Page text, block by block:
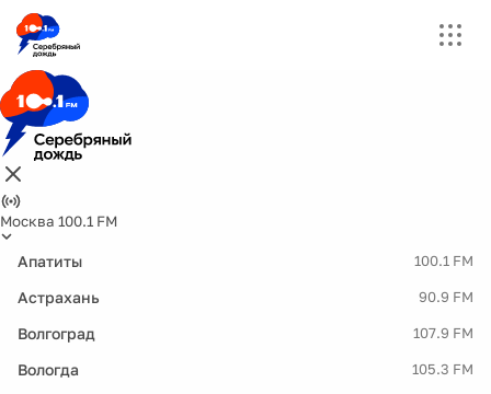
Москва 100.1 FM
Апатиты 100.1 FM
Астрахань 90.9 FM
Волгоград 107.9 FM
Вологда 105.3 FM